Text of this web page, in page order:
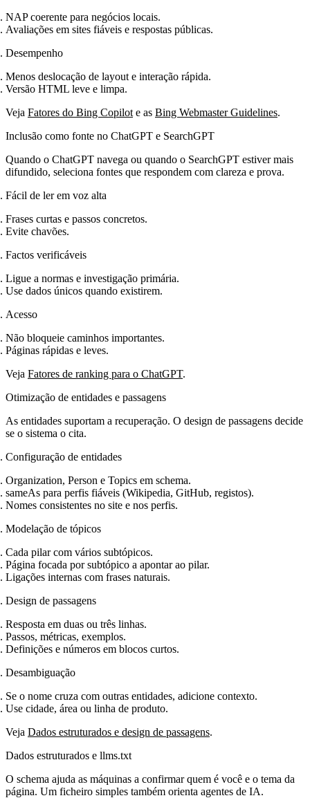
NAP coerente para negócios locais.
Avaliações em sites fiáveis e respostas públicas.
Desempenho
Menos deslocação de layout e interação rápida.
Versão HTML leve e limpa.
Veja Fatores do Bing Copilot e as Bing Webmaster Guidelines.
Inclusão como fonte no ChatGPT e SearchGPT
Quando o ChatGPT navega ou quando o SearchGPT estiver mais
difundido, seleciona fontes que respondem com clareza e prova.
Fácil de ler em voz alta
Frases curtas e passos concretos.
Evite chavões.
Factos verificáveis
Ligue a normas e investigação primária.
Use dados únicos quando existirem.
Acesso
Não bloqueie caminhos importantes.
Páginas rápidas e leves.
Veja Fatores de ranking para o ChatGPT.
Otimização de entidades e passagens
As entidades suportam a recuperação. O design de passagens decide
se o sistema o cita.
Configuração de entidades
Organization, Person e Topics em schema.
sameAs para perfis fiáveis (Wikipedia, GitHub, registos).
Nomes consistentes no site e nos perfis.
Modelação de tópicos
Cada pilar com vários subtópicos.
Página focada por subtópico a apontar ao pilar.
Ligações internas com frases naturais.
Design de passagens
Resposta em duas ou três linhas.
Passos, métricas, exemplos.
Definições e números em blocos curtos.
Desambiguação
Se o nome cruza com outras entidades, adicione contexto.
Use cidade, área ou linha de produto.
Veja Dados estruturados e design de passagens.
Dados estruturados e llms.txt
O schema ajuda as máquinas a confirmar quem é você e o tema da
página. Um ficheiro simples também orienta agentes de IA.